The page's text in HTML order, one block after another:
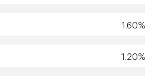
1.60%
1.20%